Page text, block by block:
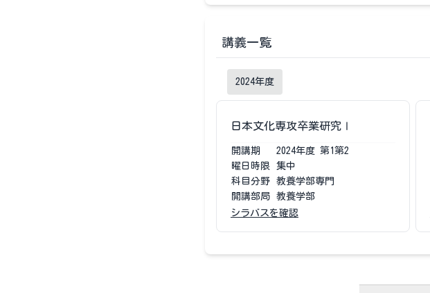
講義一覧
2024年度
日本文化専攻卒業研究Ⅰ
開講期 2024年度 第1第2
曜日時限
集中
科目分野
教養学部専門
開講部局
教養学部
シラバスを確認